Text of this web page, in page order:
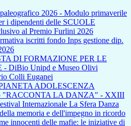
2026 - Modulo primaverile
i dipendenti delle SCUOLE
al Premio Furlini 2026
iscritti fondo Inps gestione dip.
DI FORMAZIONE PER LE
- DiBio Unipd e Museo Olivi
Colli Euganei
ADOLESCENZA
"RACCONTA LA DANZA" - XXIII
Internazionale La Sfera Danza
memoria e dell'impegno in ricordo
innocenti delle mafie: le iniziative di